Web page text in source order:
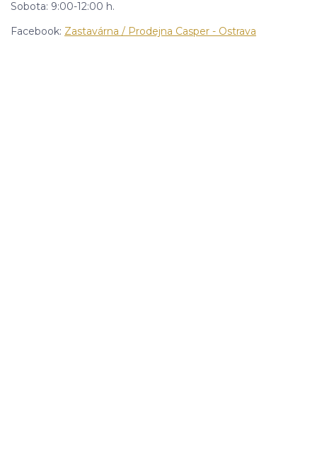
Sobota: 9:00-12:00 h.
Facebook: Zastavárna / Prodejna Casper - Ostrava